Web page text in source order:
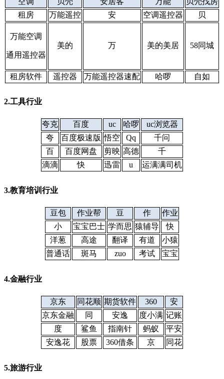
租房
万能遥控 安 空调遥控器 贝
万能空调
通用遥控器
美的 万 美的美居 58同城
租房软件 遥控器 万能遥控器速配 哈啰 自如
2.工具行业
夸克 百度 uc 哈啰
uc浏览器
夸
百度极速版 悟空 Qq
千问
百
百度网盘 剪映 高德
千
滴滴
快 迅雷 u 运满满司机
3.教育培训行业
豆包 作业帮 豆 作
作业
小
宝宝巴士 学而思 猿辅导
快
洋葱
高途 翻译 有道
小猿
普通话
斑马 zuo 考试 宝宝
4.金融行业
京东 同花顺 期货软件 360
安
京东金融
同 安逸 度小满 记账
度
鲨鱼 指南针 蚂蚁
平安
安逸花
股票 360借条 京 同花
5.旅游行业